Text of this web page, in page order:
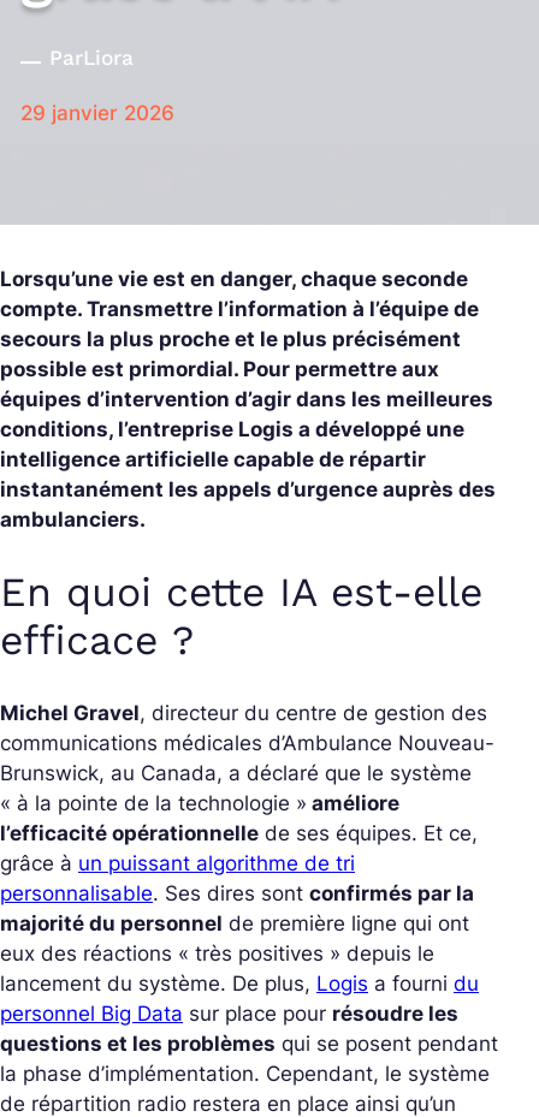
ParLiora
29 janvier 2026
Lorsqu’une vie est en danger, chaque seconde
compte. Transmettre l’information à l’équipe de
secours la plus proche et le plus précisément
possible est primordial. Pour permettre aux
équipes d’intervention d’agir dans les meilleures
conditions, l’entreprise Logis a développé une
intelligence artificielle capable de répartir
instantanément les appels d’urgence auprès des
ambulanciers.
En quoi cette IA est-elle
efficace ?
Michel Gravel, directeur du centre de gestion des
communications médicales d’Ambulance Nouveau-
Brunswick, au Canada, a déclaré que le système
« à la pointe de la technologie » améliore
l’efficacité opérationnelle de ses équipes. Et ce,
grâce à un puissant algorithme de tri
personnalisable. Ses dires sont confirmés par la
majorité du personnel de première ligne qui ont
eux des réactions « très positives » depuis le
lancement du système. De plus, Logis a fourni du
personnel Big Data sur place pour résoudre les
questions et les problèmes qui se posent pendant
la phase d’implémentation. Cependant, le système
de répartition radio restera en place ainsi qu’un